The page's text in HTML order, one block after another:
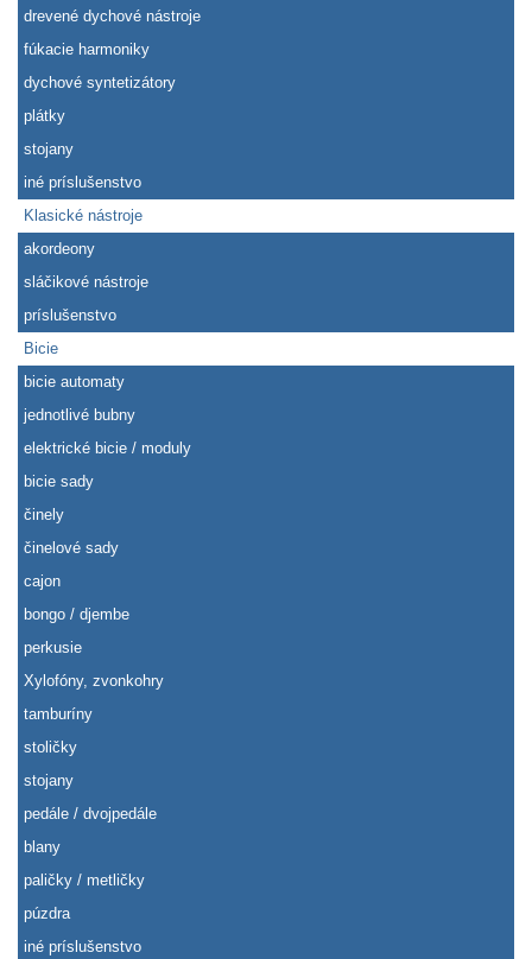
drevené dychové nástroje
fúkacie harmoniky
dychové syntetizátory
plátky
stojany
iné príslušenstvo
Klasické nástroje
akordeony
sláčikové nástroje
príslušenstvo
Bicie
bicie automaty
jednotlivé bubny
elektrické bicie / moduly
bicie sady
činely
činelové sady
cajon
bongo / djembe
perkusie
Xylofóny, zvonkohry
tamburíny
stoličky
stojany
pedále / dvojpedále
blany
paličky / metličky
púzdra
iné príslušenstvo